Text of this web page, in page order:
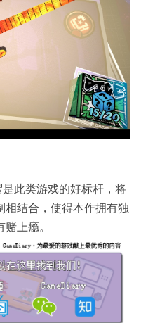
此类游戏的好标杆，将
相结合，使得本作拥有独
上瘾。